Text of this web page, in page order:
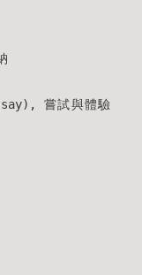
嘗試與體驗